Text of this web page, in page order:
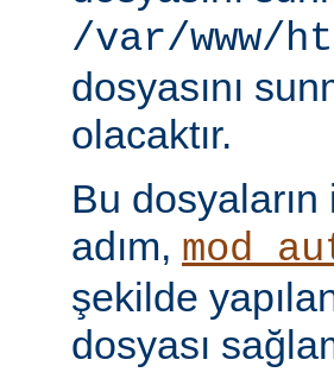
/var/www/
dosyasını
olacaktır.
Bu
adım,
şekilde
dosyası